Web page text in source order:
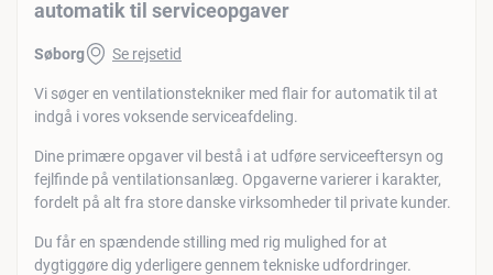
automatik til serviceopgaver
Søborg Se rejsetid
Vi søger en ventilationstekniker med flair for automatik til at
indgå i vores voksende serviceafdeling.
Dine primære opgaver vil bestå i at udføre serviceeftersyn og
fejlfinde på ventilationsanlæg. Opgaverne varierer i karakter,
fordelt på alt fra store danske virksomheder til private kunder.
Du får en spændende stilling med rig mulighed for at
dygtiggøre dig yderligere gennem tekniske udfordringer.